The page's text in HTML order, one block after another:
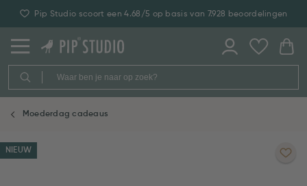
Pip Studio scoort een 4.68/5 op basis van 7.928 beoordelingen
Moederdag cadeaus
NIEUW